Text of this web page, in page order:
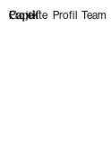
Projekte Profil Team